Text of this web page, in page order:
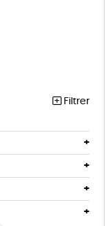
Filtrer